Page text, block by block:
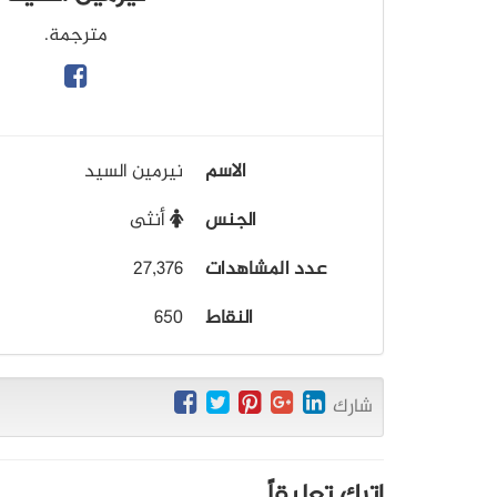
مترجمة.
الاسم
نيرمين السيد
الجنس
أنثى
عدد المشاهدات
27,376
النقاط
650
شارك